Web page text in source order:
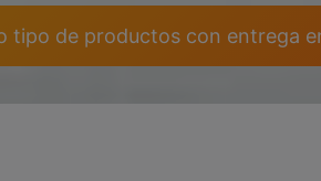
tipo de productos con entrega